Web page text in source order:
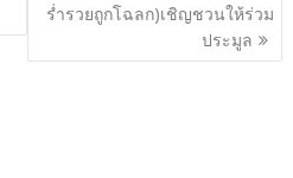
ร่ำรวยถูกโฉลก)เชิญชวนให้ร่วม
ประมูล